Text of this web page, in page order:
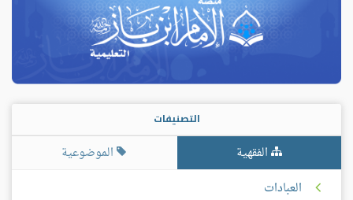
التصنيفات
الفقهية
الموضوعية
العبادات